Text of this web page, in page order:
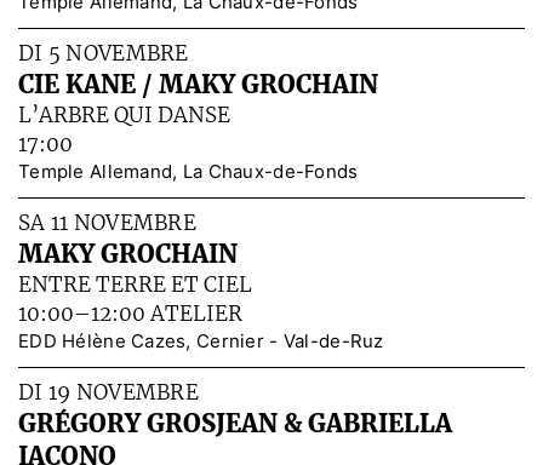
DI 5 NOVEMBRE
CIE KANE / MAKY GROCHAIN
L’ARBRE QUI DANSE
17:00
Temple Allemand, La Chaux-de-Fonds
SA 11 NOVEMBRE
MAKY GROCHAIN
ENTRE TERRE ET CIEL
10:00–12:00 ATELIER
EDD Hélène Cazes, Cernier - Val-de-Ruz
DI 19 NOVEMBRE
GRÉGORY GROSJEAN & GABRIELLA
IACONO